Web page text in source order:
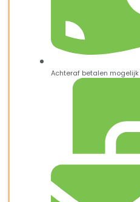
Achteraf betalen mogelijk